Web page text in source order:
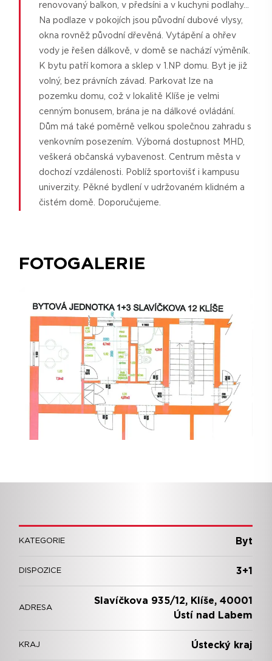
renovovaný balkon, v předsíni a v kuchyni podlahy...
Na podlaze v pokojích jsou původní dubové vlysy,
okna rovněž původní dřevěná. Vytápění a ohřev
vody je řešen dálkově, v domě se nachází výměník.
K bytu patří komora a sklep v 1.NP domu. Byt je již
volný, bez právních závad. Parkovat lze na
pozemku domu, což v lokalitě Klíše je velmi
cenným bonusem, brána je na dálkové ovládání.
Dům má také poměrně velkou společnou zahradu s
venkovním posezením. Výborná dostupnost MHD,
veškerá občanská vybavenost. Centrum města v
dochozí vzdálenosti. Poblíž sportovišť i kampusu
univerzity. Pěkné bydlení v udržovaném klidném a
čistém domě. Doporučujeme.
FOTOGALERIE
KATEGORIE Byt
DISPOZICE 3+1
ADRESA
Slavíčkova 935/12, Klíše, 40001
Ústí nad Labem
KRAJ Ústecký kraj